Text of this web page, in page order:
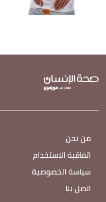
من نحن
اتفاقية الاستخدام
سياسة الخصوصية
اتصل بنا